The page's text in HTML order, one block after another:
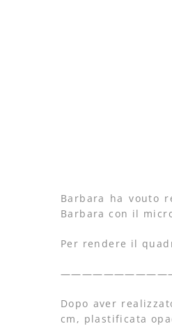
Barbara ha vouto
Barbara con il
Per rendere il
Dopo aver
cm, plastificata